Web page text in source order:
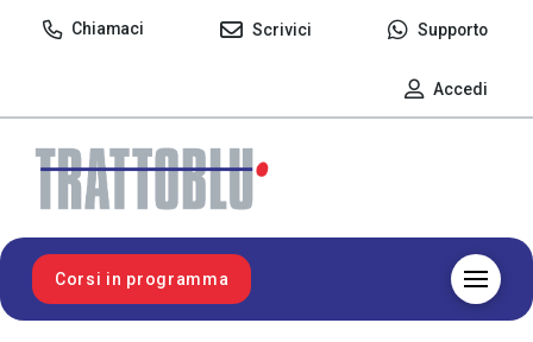
Chiamaci Scrivici Supporto
Accedi
Corsi in programma